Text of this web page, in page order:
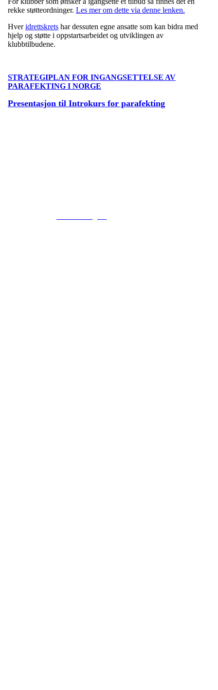
rekke støtteordninger. Les mer om dette via denne lenken.
Hveridrettskrets har dessuten egne ansatte som kan bidra med
hjelp og støtte i oppstartsarbeidet og utviklingen av
klubbtilbudene.
STRATEGIPLAN FOR INGANGSETTELSE AV
PARAFEKTING I NORGE
Presentasjon til Introkurs for parafekting